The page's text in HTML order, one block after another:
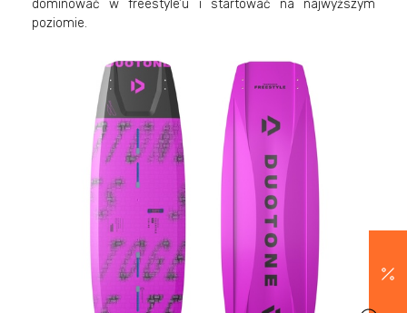
dominować w freestyle’u i startować na najwyższym
poziomie.